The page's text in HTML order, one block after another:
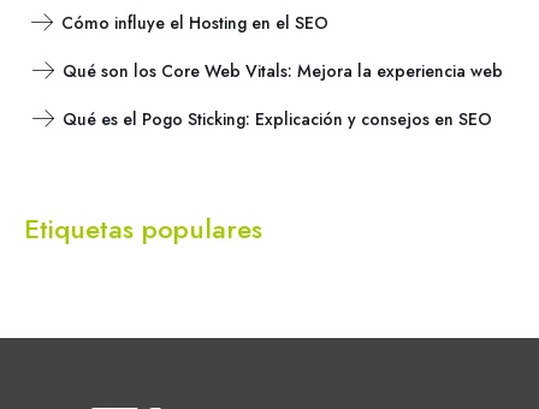
Cómo influye el Hosting en el SEO
Qué son los Core Web Vitals: Mejora la experiencia web
Qué es el Pogo Sticking: Explicación y consejos en SEO
Etiquetas populares